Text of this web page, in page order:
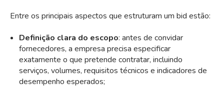
Entre os principais aspectos que estruturam um bid estão:
Definição clara do escopo: antes de convidar
fornecedores, a empresa precisa especificar
exatamente o que pretende contratar, incluindo
serviços, volumes, requisitos técnicos e indicadores de
desempenho esperados;